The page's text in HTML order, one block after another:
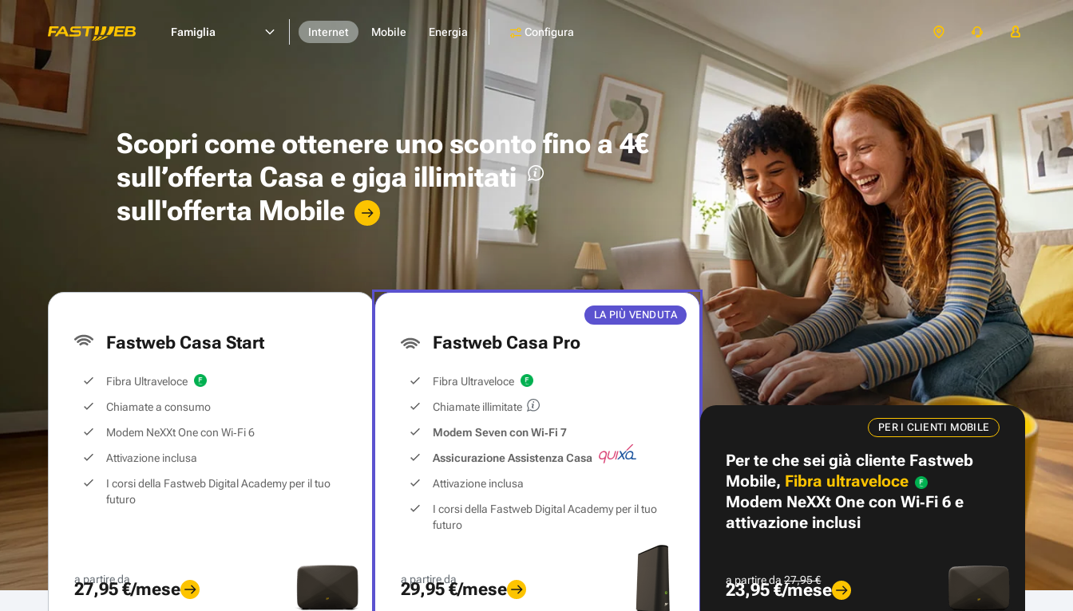
Famiglia Internet Mobile Energia Configura
Scopri come ottenere unosconto fino a 4€
sull’offerta Casa e giga illimitati
sull'offerta Mobile
Fastweb Casa Start
Fibra Ultraveloce
Chiamate a consumo
Modem NeXXt One con Wi‑Fi 6
Attivazione inclusa
I corsi della Fastweb Digital Academy per il tuo
futuro
a partire da
27,95 €/mese
LA PIÙ VENDUTA
Fastweb Casa Pro
Fibra Ultraveloce
Chiamate illimitate
Modem Seven con Wi‑Fi 7
Assicurazione Assistenza Casa
Attivazione inclusa
I corsi della Fastweb Digital Academy per il tuo
futuro
a partire da
29,95 €/mese
PER I CLIENTI MOBILE
Per te che sei già cliente Fastweb
Mobile, Fibra ultraveloce
Modem NeXXt One con Wi‑Fi 6 e
attivazione inclusi
a partire da27,95 €
23,95 €/mese